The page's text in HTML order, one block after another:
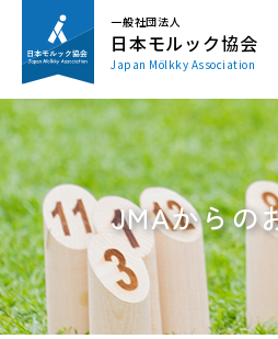
一般社団法人
日本モルック協会
Japan Mölkky Association
JMAからの